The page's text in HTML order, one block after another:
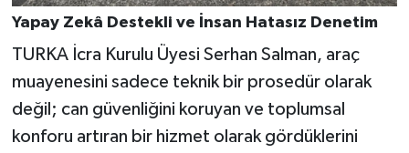
Yapay Zekâ Destekli ve İnsan Hatasız Denetim
TURKA İcra Kurulu Üyesi Serhan Salman, araç
muayenesini sadece teknik bir prosedür olarak
değil; can güvenliğini koruyan ve toplumsal
konforu artıran bir hizmet olarak gördüklerini